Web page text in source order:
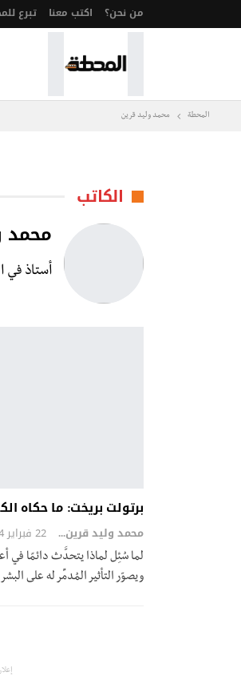
من نحن؟ اكتب معنا تبرع
المحطة محمد وليد قرين
الكاتب
محمد
أستاذ في
برتولت بريخت: ما حكاه
محمد وليد قرين 22 فبراير 2024
لما سُئِل لماذا يتحدَّث دائمًا في
ويصوّر التأثير المُدمِّر له على